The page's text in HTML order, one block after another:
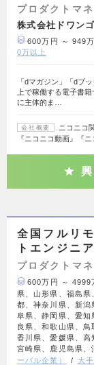
プロダクトマ
株式会社ドワンゴ
600万円 ～ 949
0万以上
「dマガジン」「dブ
上で稼働する電子書
に主体的ま…
会社概要
ニコニコ
『ニコニコ動画』『
全国フルリ
トエンジニ
プロダクトマ
600万円 ～ 4999
県、山形県、福島
都、神奈川県、新潟
阜県、静岡県、愛知
良県、和歌山県、鳥
香川県、愛媛県、高
宮崎県、鹿児島県、
ーバル企業）
大